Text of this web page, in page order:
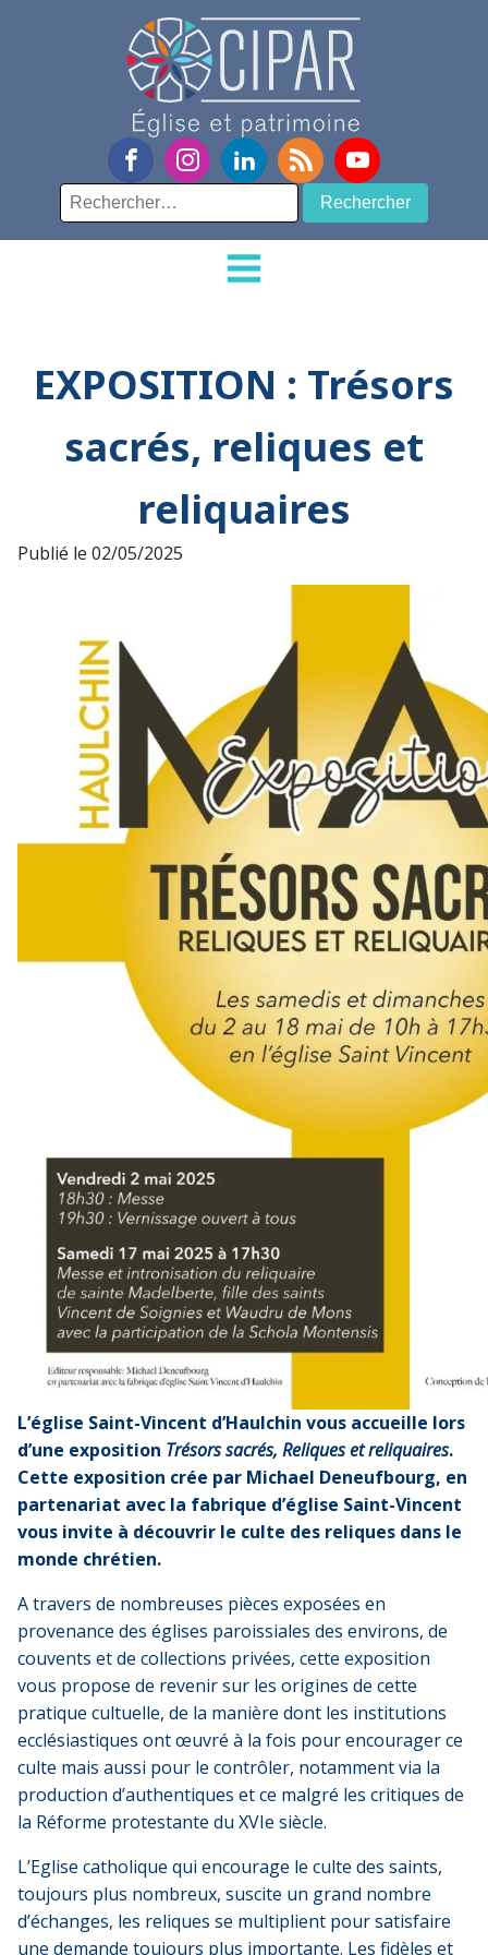
Rechercher :
EXPOSITION : Trésors
sacrés, reliques et
reliquaires
Publié le 02/05/2025
L’église Saint-Vincent d’Haulchin vous accueille lors
d’une exposition Trésors sacrés, Reliques et reliquaires.
Cette exposition crée par Michael Deneufbourg, en
partenariat avec la fabrique d’église Saint-Vincent
vous invite à découvrir le culte des reliques dans le
monde chrétien.
A travers de nombreuses pièces exposées en
provenance des églises paroissiales des environs, de
couvents et de collections privées, cette exposition
vous propose de revenir sur les origines de cette
pratique cultuelle, de la manière dont les institutions
ecclésiastiques ont œuvré à la fois pour encourager ce
culte mais aussi pour le contrôler, notamment via la
production d’authentiques et ce malgré les critiques de
la Réforme protestante du XVIe siècle.
L’Eglise catholique qui encourage le culte des saints,
toujours plus nombreux, suscite un grand nombre
d’échanges, les reliques se multiplient pour satisfaire
une demande toujours plus importante. Les fidèles et